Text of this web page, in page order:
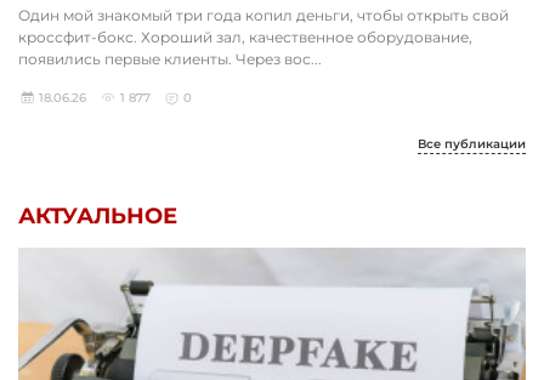
Один мой знакомый три года копил деньги, чтобы открыть свой
кроссфит-бокс. Хороший зал, качественное оборудование,
появились первые клиенты. Через вос...
18.06.26 1 877 0
Все публикации
АКТУАЛЬНОЕ